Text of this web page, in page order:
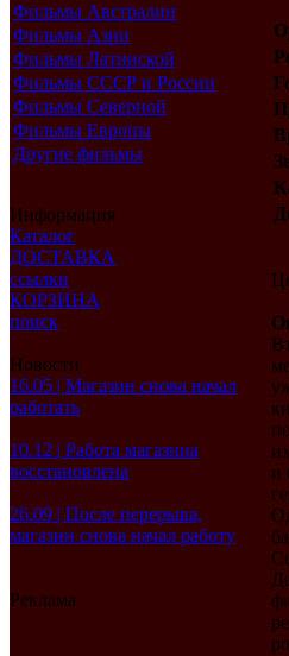
Фильмы Австралии
Фильмы Азии
Фильмы Латинской
Америки
Фильмы СССР и России
Фильмы Северной
Америки
Фильмы Европы
Другие фильмы
Информация
Каталог
ДОСТАВКА
ссылки
КОРЗИНА
поиск
Новости
16.05 | Магазин снова начал
работать
10.12 | Работа магазина
восстановлена
26.09 | После перерыва,
магазин снова начал работу
Реклама
и